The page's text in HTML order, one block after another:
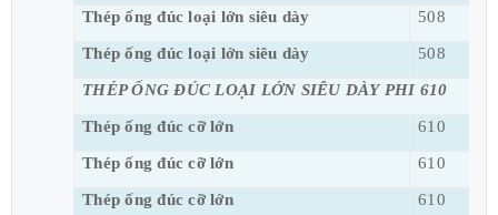
Thép ống đúc loại lớn siêu dày 508
Thép ống đúc loại lớn siêu dày 508
THÉP ỐNG ĐÚC LOẠI LỚN SIÊU DÀY PHI 610
Thép ống đúc cỡ lớn 610
Thép ống đúc cỡ lớn 610
Thép ống đúc cỡ lớn 610